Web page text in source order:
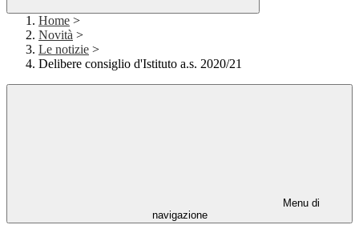
Home >
Novità >
Le notizie >
Delibere consiglio d'Istituto a.s. 2020/21
Menu di
navigazione